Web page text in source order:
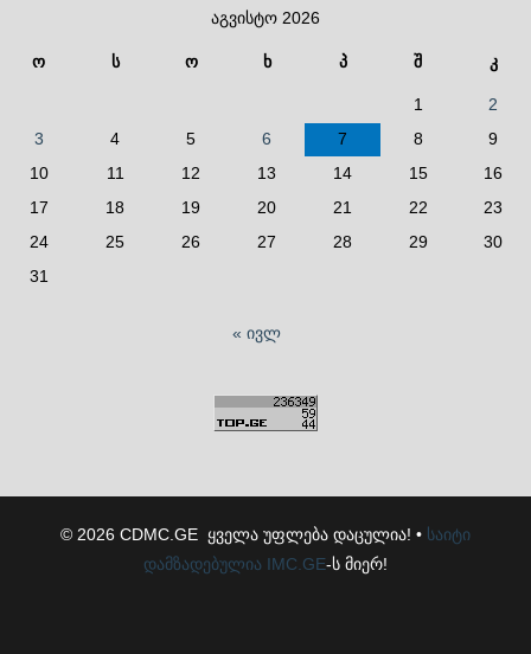
აგვისტო 2026
ო ს ო ხ პ შ კ
1
2
3
4 5 6 7 8
9
10
11 12 13 14 15
16
17
18 19 20 21 22
23
24
25 26 27 28 29
30
31
« ივლ
© 2026 CDMC.GE ყველა უფლება დაცულია! • საიტი
დამზადებულია
IMC.GE-ს მიერ!